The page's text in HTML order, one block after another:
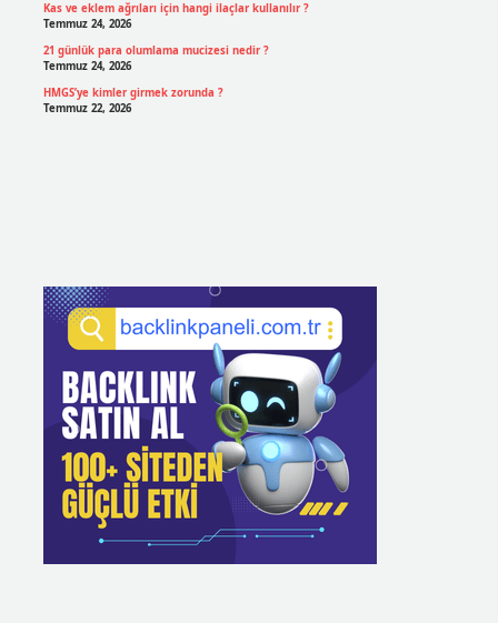
Kas ve eklem ağrıları için hangi ilaçlar kullanılır ?
Temmuz 24, 2026
21 günlük para olumlama mucizesi nedir ?
Temmuz 24, 2026
HMGS’ye kimler girmek zorunda ?
Temmuz 22, 2026